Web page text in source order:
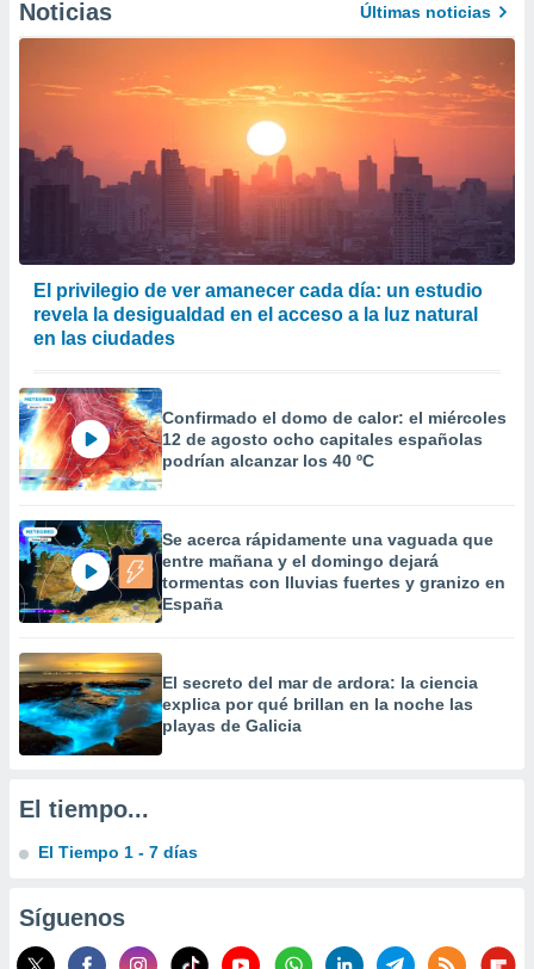
momento
en
de
un
datos
perfiles
crear un
la
contenido
medir el
de la
el
de
a través
de
uso de
Noticias Últimas noticias
El privilegio de ver amanecer cada día: un estudio
revela la desigualdad en el acceso a la luz natural
en las ciudades
Confirmado el domo de calor: el miércoles
12 de agosto ocho capitales españolas
podrían alcanzar los 40 ºC
Se acerca rápidamente una vaguada que
entre mañana y el domingo dejará
tormentas con lluvias fuertes y granizo en
España
El secreto del mar de ardora: la ciencia
explica por qué brillan en la noche las
playas de Galicia
El tiempo...
El Tiempo 1 - 7 días
Síguenos